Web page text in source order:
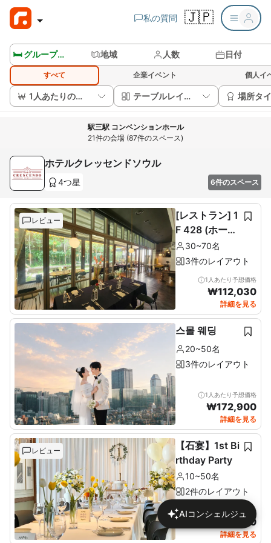
私の質問 🇯🇵
🛏️ グループルームを見る 地域 人数 日付
すべて 企業イベント 個人イ
1人あたりの価格 テーブルレイアウト 場所タ
駅三駅 コンベンションホール
21件の会場 (87件のスペース)
ホテルクレッセンドソウル
4つ星 6件のスペース
レビュー
[レストラン] 1
F 428 (ホール
60席+ルーム1
0席)
30~70名
3件のレイアウト
1人あたり予想価格
₩112,030
詳細を見る
스몰 웨딩
20~50名
3件のレイアウト
1人あたり予想価格
₩172,900
詳細を見る
レビュー
【石宴】1st Bi
rthday Party
10~50名
2件のレイアウト
1人あたり予想価格
137,680
詳細を見る
AIコンシェルジュ